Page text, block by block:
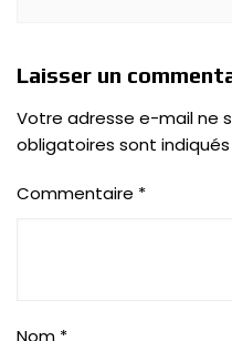
Laisser un
Votre adresse e-mail ne
obligatoires sont
Commentaire *
Nom *